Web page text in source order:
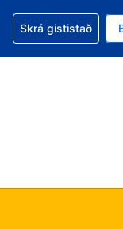
er
Í
Fá aðstoð við
Skrá gististað